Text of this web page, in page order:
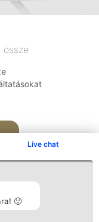
Live chat
🙂
össze